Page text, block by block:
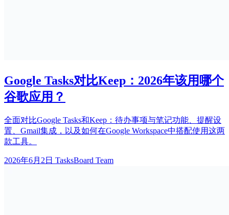
Google Tasks对比Keep：2026年该用哪个
谷歌应用？
全面对比Google Tasks和Keep：待办事项与笔记功能、提醒设
置、Gmail集成，以及如何在Google Workspace中搭配使用这两
款工具。
2026年6月2日 TasksBoard Team